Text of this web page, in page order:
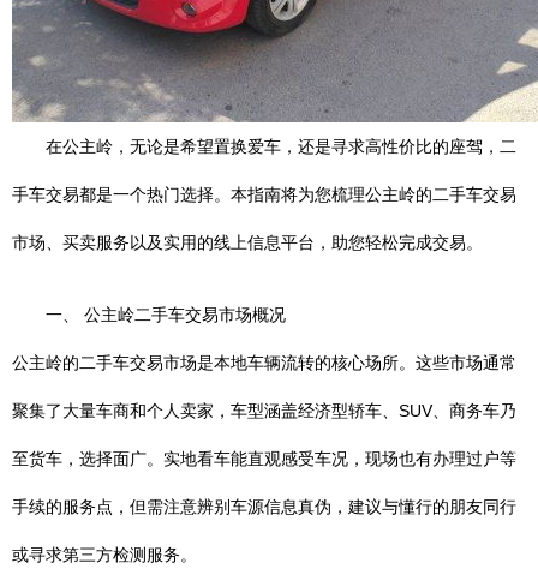
在公主岭，无论是希望置换爱车，还是寻求高性价比的座驾，二
手车交易都是一个热门选择。本指南将为您梳理公主岭的二手车交易
市场、买卖服务以及实用的线上信息平台，助您轻松完成交易。
一、 公主岭二手车交易市场概况
公主岭的二手车交易市场是本地车辆流转的核心场所。这些市场通常
聚集了大量车商和个人卖家，车型涵盖经济型轿车、SUV、商务车乃
至货车，选择面广。实地看车能直观感受车况，现场也有办理过户等
手续的服务点，但需注意辨别车源信息真伪，建议与懂行的朋友同行
或寻求第三方检测服务。